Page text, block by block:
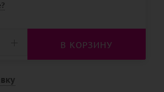
В КОРЗИНУ